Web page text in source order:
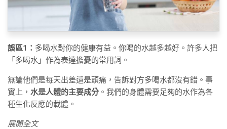
誤區1： 多喝水對你的健康有益。你喝的水越多越好。許多人把
「多喝水」作為表達擔憂的常用詞。
無論他們是每天出差還是頭痛，告訴對方多喝水都沒有錯。事
實上， 水是人體的主要成分 。我們的身體需要足夠的水作為各
種生化反應的載體。
展開全文